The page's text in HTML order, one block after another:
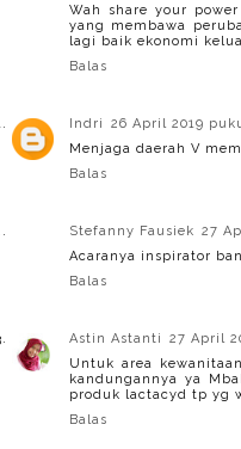
Wah share your
yang membawa
lagi baik ekonomi
Balas
Indri
26 April 2019
Menjaga daerah V
Balas
Stefanny Fausiek 27
Acaranya inspirator
Balas
Astin Astanti
27 April
Untuk area
kandungannya ya
produk lactacyd tp yg
Balas